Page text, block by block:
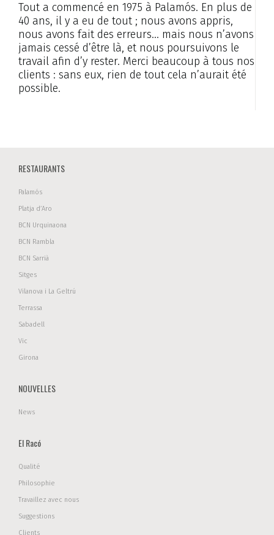
Tout a commencé en 1975 à Palamós. En plus de
40 ans, il y a eu de tout ; nous avons appris,
nous avons fait des erreurs… mais nous n’avons
jamais cessé d’être là, et nous poursuivons le
travail afin d’y rester. Merci beaucoup à tous nos
clients : sans eux, rien de tout cela n’aurait été
possible.
RESTAURANTS
Palamós
Platja d’Aro
BCN Urquinaona
BCN Rambla
BCN Sarrià
Sitges
Vilanova i La Geltrú
Terrassa
Sabadell
Vic
Girona
NOUVELLES
News
El Racó
Qualité
Philosophie
Travaillez avec nous
Suggestions
Clients